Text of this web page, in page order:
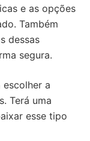
e as opções
Também
dessas
segura.
a
Terá uma
esse tipo